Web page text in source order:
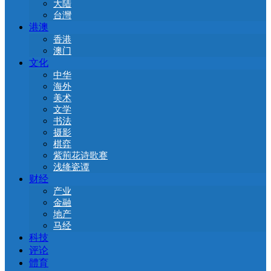
大陆
台灣
港澳
香港
澳门
文化
中华
海外
美术
文学
书法
摄影
棋弈
紫荊花诗歌赛
浅绛瓷谭
财经
产业
金融
地产
马经
科技
评论
體育